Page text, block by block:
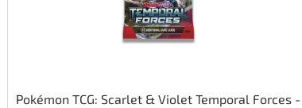
Pokémon TCG: Scarlet & Violet Temporal Forces -